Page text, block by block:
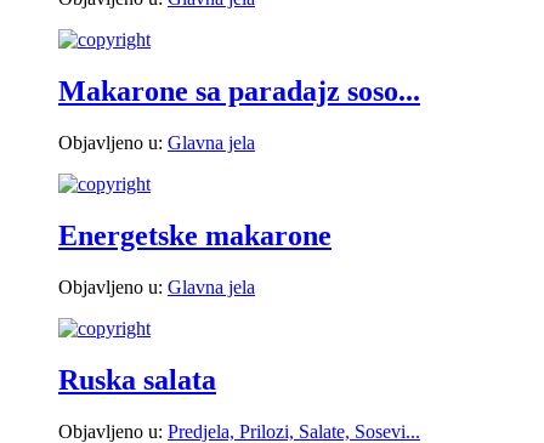
Makarone sa paradajz soso...
Objavljeno u: Glavna jela
Energetske makarone
Objavljeno u: Glavna jela
Ruska salata
Objavljeno u: Predjela, Prilozi, Salate, Sosevi...